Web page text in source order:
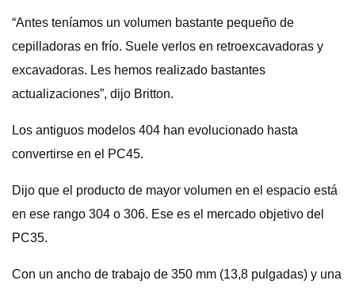
“Antes teníamos un volumen bastante pequeño de
cepilladoras en frío. Suele verlos en retroexcavadoras y
excavadoras. Les hemos realizado bastantes
actualizaciones”, dijo Britton.
Los antiguos modelos 404 han evolucionado hasta
convertirse en el PC45.
Dijo que el producto de mayor volumen en el espacio está
en ese rango 304 o 306. Ese es el mercado objetivo del
PC35.
Con un ancho de trabajo de 350 mm (13,8 pulgadas) y una